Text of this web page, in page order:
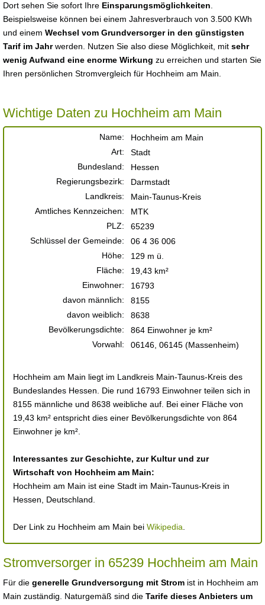
Dort sehen Sie sofort Ihre Einsparungsmöglichkeiten
Beispielsweise können bei einem Jahresverbrauch von 3.500 KWh
und einem Wechsel vom Grundversorger in den günstigsten
Tarif im Jahrwerden. Nutzen Sie also diese Möglichkeit, mit sehr
wenig Aufwand eine enorme Wirkung zu erreichen und starten Sie
Ihren persönlichen Stromvergleich für Hochheim am Main.
Wichtige Daten zu Hochheim am Main
Name:
Hochheim am Main
Art:
Stadt
Bundesland:
Hessen
Regierungsbezirk:
Darmstadt
Landkreis:
Main-Taunus-Kreis
Amtliches Kennzeichen:
MTK
PLZ:
65239
Schlüssel der Gemeinde:
06 4 36 006
Höhe:
129 m ü.
Fläche:
19,43 km²
Einwohner:
16793
davon männlich:
8155
davon weiblich:
8638
Bevölkerungsdichte:
864 Einwohner je km²
Vorwahl:
06146, 06145 (Massenheim)
Hochheim am Main liegt im Landkreis Main-Taunus-Kreis des
Bundeslandes Hessen. Die rund 16793 Einwohner teilen sich in
8155 männliche und 8638 weibliche auf. Bei einer Fläche von
19,43 km² entspricht dies einer Bevölkerungsdichte von 864
Einwohner je km².
Interessantes zur Geschichte, zur Kultur und zur
Wirtschaft von Hochheim am Main:
Hochheim am Main ist eine Stadt im Main-Taunus-Kreis in
Hessen, Deutschland.
Der Link zu Hochheim am Main bei Wikipedia
Stromversorger in 65239 Hochheim am Main
Für die generelle Grundversorgung mit Strom ist in Hochheim am
Main zuständig. Naturgemäß sind die Tarife dieses Anbieters um